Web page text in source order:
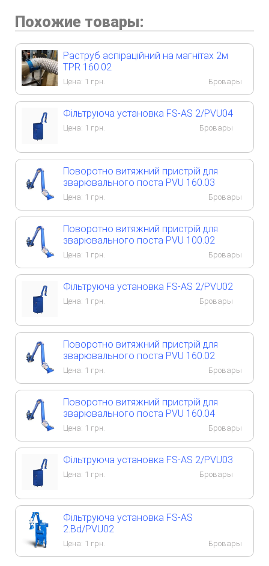
Похожие товары:
Раструб аспіраційний на магнітах 2м
TPR 160.02
Цена: 1 грн. Бровары
Фільтруюча установка FS-AS 2/PVU04
Цена: 1 грн. Бровары
Поворотно витяжний пристрій для
зварювального поста PVU 160.03
Цена: 1 грн. Бровары
Поворотно витяжний пристрій для
зварювального поста PVU 100.02
Цена: 1 грн. Бровары
Фільтруюча установка FS-AS 2/PVU02
Цена: 1 грн. Бровары
Поворотно витяжний пристрій для
зварювального поста PVU 160.02
Цена: 1 грн. Бровары
Поворотно витяжний пристрій для
зварювального поста PVU 160.04
Цена: 1 грн. Бровары
Фільтруюча установка FS-AS 2/PVU03
Цена: 1 грн. Бровары
Фільтруюча установка FS-AS
2.Bd/PVU02
Цена: 1 грн. Бровары